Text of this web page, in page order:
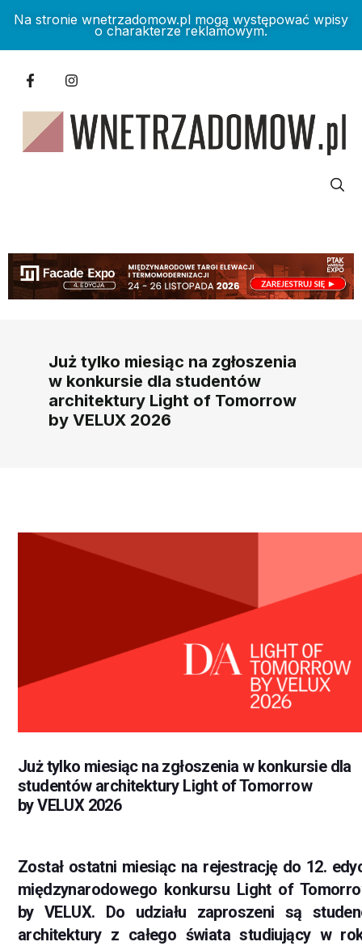
Na stronie wnetrzadomow.pl mogą występować wpisy
o charakterze reklamowym.
Już tylko miesiąc na zgłoszenia
w konkursie dla studentów
architektury Light of Tomorrow
by VELUX 2026
Już tylko miesiąc na zgłoszenia w konkursie dla
studentów architektury Light of Tomorrow
by VELUX 2026
Został ostatni miesiąc na rejestrację do 12.
międzynarodowego konkursu Light of
by VELUX. Do udziału zaproszeni są
architektury z całego świata studiujący w